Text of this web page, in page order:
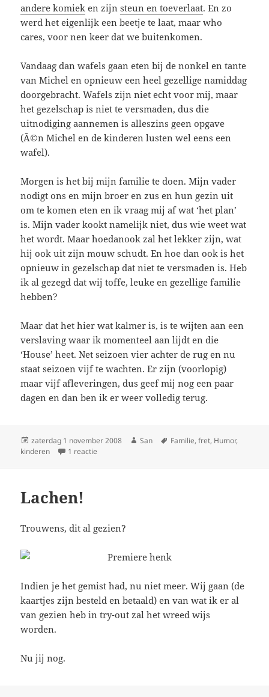
andere komiek en zijnsteun en toeverlaat. En zo
werd het eigenlijk een beetje te laat, maar who
cares, voor nen keer dat we buitenkomen.
Vandaag dan wafels gaan eten bij de nonkel en tante
van Michel en opnieuw een heel gezellige namiddag
doorgebracht. Wafels zijn niet echt voor mij, maar
het gezelschap is niet te versmaden, dus die
uitnodiging aannemen is alleszins geen opgave
(Ã©n Michel en de kinderen lusten wel eens een
wafel).
Morgen is het bij mijn familie te doen. Mijn vader
nodigt ons en mijn broer en zus en hun gezin uit
om te komen eten en ik vraag mij af wat ‘het plan’
is. Mijn vader kookt namelijk niet, dus wie weet wat
het wordt. Maar hoedanook zal het lekker zijn, wat
hij ook uit zijn mouw schudt. En hoe dan ook is het
opnieuw in gezelschap dat niet te versmaden is. Heb
ik al gezegd dat wij toffe, leuke en gezellige familie
hebben?
Maar dat het hier wat kalmer is, is te wijten aan een
verslaving waar ik momenteel aan lijdt en die
‘House’ heet. Net seizoen vier achter de rug en nu
staat seizoen vijf te wachten. Er zijn (voorlopig)
maar vijf afleveringen, dus geef mij nog een paar
dagen en dan ben ik er weer volledig terug.
Geplaatst
op
zaterdag 1 november 2008 Auteur
San Tags
Familie,fret, Humor,
kinderen
1 reactie
Lachen!
Trouwens, dit al gezien?
Indien je het gemist had, nu niet meer. Wij gaan (de
kaartjes zijn besteld en betaald) en van wat ik er al
van gezien heb in try-out zal het wreed wijs
worden.
Nu jij nog.